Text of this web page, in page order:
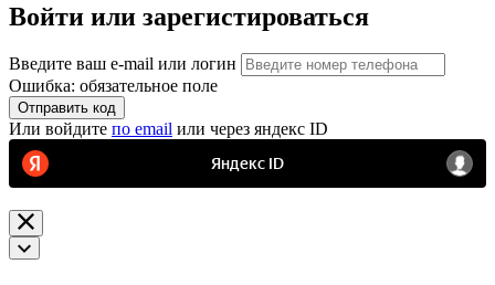
Войти или зарегистироваться
Введите ваш e-mail или логин
Ошибка: обязательное поле
Отправить код
Или войдите по email или через яндекс ID